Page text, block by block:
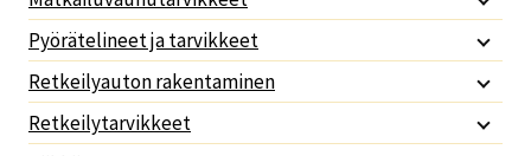
Pyörätelineet ja tarvikkeet
Retkeilyauton rakentaminen
Retkeilytarvikkeet